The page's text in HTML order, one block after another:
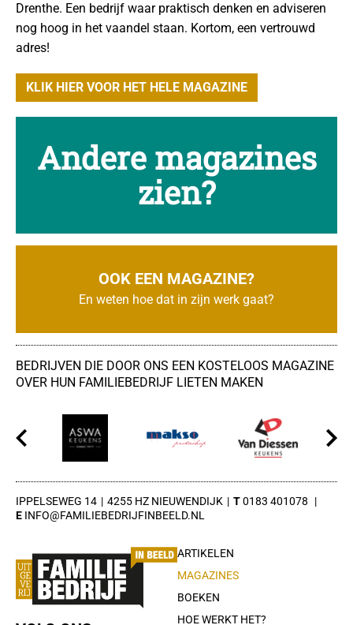
Drenthe. Een bedrijf waar praktisch denken en adviseren
nog hoog in het vaandel staan. Kortom, een vertrouwd
adres!
KLIK HIER VOOR HET HELE MAGAZINE
Andere magazines
zien?
OOK EEN MAGAZINE?
En weten hoe dat in zijn werk gaat?
BEDRIJVEN DIE DOOR ONS EEN KOSTELOOS MAGAZINE
OVER HUN FAMILIEBEDRIJF LIETEN MAKEN
IPPELSEWEG 14 4255 HZ NIEUWENDIJK
0183 401078
INFO@FAMILIEBEDRIJFINBEELD.NL
ARTIKELEN
MAGAZINES
BOEKEN
HOE WERKT HET?